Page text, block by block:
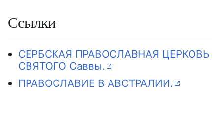
Ссылки
СЕРБСКАЯ ПРАВОСЛАВНАЯ ЦЕРКОВЬ
СВЯТОГО Саввы.
ПРАВОСЛАВИЕ В АВСТРАЛИИ.